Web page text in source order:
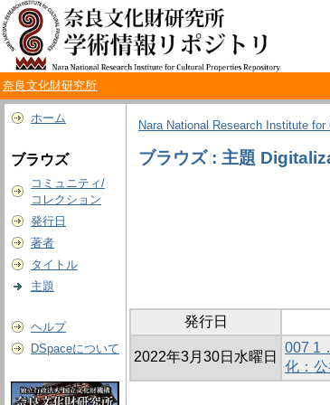
奈良文化財研究所
ホーム
ブラウズ
コミュニティ/
コレクション
発行日
著者
タイトル
主題
ヘルプ
DSpaceについて
Nara National Research Institute
ブラウズ : 主題
発行日
2022年3月30日水曜日
007 1
化：